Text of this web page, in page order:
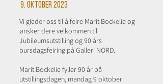
9. oktober 2023
Vi gleder oss til å feire Marit Bockelie og
ønsker dere velkommen til
Jubileumsutstilling og 90 års
bursdagsfeiring på Galleri NORD.
Marit Bockelie fyller 90 år på
utstillingsdagen, mandag 9 oktober